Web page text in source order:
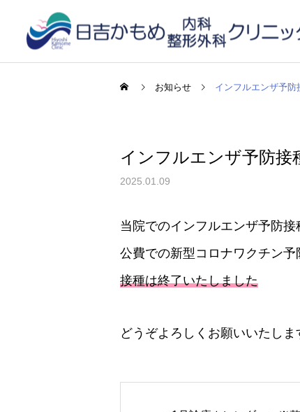
お知らせ インフルエンザ予
インフルエンザ予防接
2025.01.09
当院でのインフルエンザ予防接
公費での新型コロナワクチン予
接種は終了いたしました
どうぞよろしくお願いいたしま